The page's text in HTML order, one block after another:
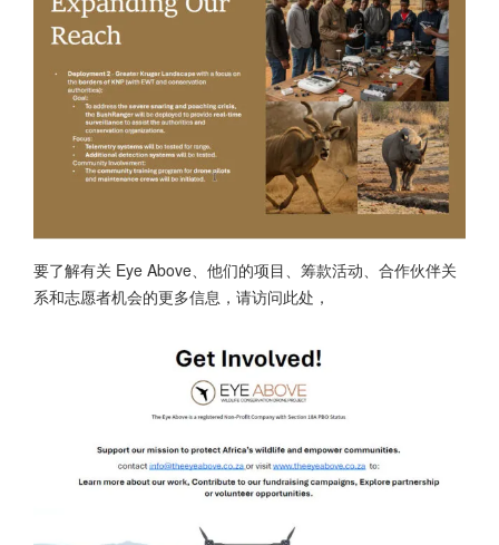
要了解有关 Eye Above、他们的项目、筹款活动、合作伙伴关
系和志愿者机会的更多信息，请访问此处，